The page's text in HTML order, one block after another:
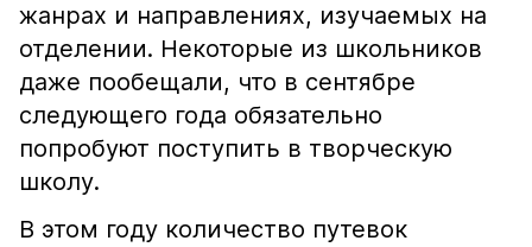
жанрах и направлениях, изучаемых на
отделении. Некоторые из школьников
даже пообещали, что в сентябре
следующего года обязательно
попробуют поступить в творческую
школу.
В этом году количество путевок